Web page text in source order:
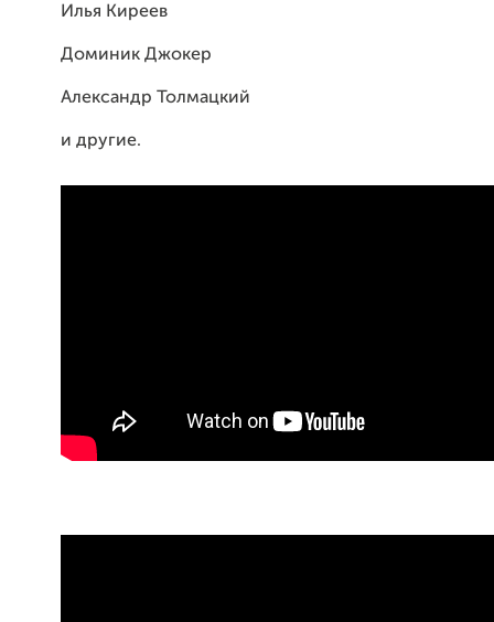
Илья Киреев
Доминик Джокер
Александр Толмацкий
и другие.